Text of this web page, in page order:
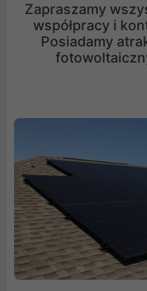
Zapraszamy
współpracy i
Posiadamy